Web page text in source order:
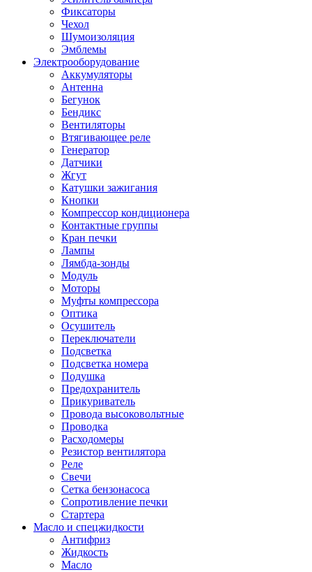
Фиксаторы
Чехол
Шумоизоляция
Эмблемы
Электрооборудование
Аккумуляторы
Антенна
Бегунок
Бендикс
Вентиляторы
Втягивающее реле
Генератор
Датчики
Жгут
Катушки зажигания
Кнопки
Компрессор кондиционера
Контактные группы
Кран печки
Лампы
Лямбда-зонды
Модуль
Моторы
Муфты компрессора
Оптика
Осушитель
Переключатели
Подсветка
Подсветка номера
Подушка
Предохранитель
Прикуриватель
Провода высоковольтные
Проводка
Расходомеры
Резистор вентилятора
Реле
Свечи
Сетка бензонасоса
Сопротивление печки
Стартера
Масло и спецжидкости
Антифриз
Жидкость
Масло